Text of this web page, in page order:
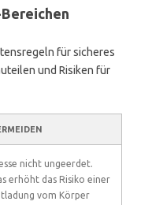
für sicheres
und Risiken für
nicht ungeerdet.
erhöht das Risiko einer
vom Körper